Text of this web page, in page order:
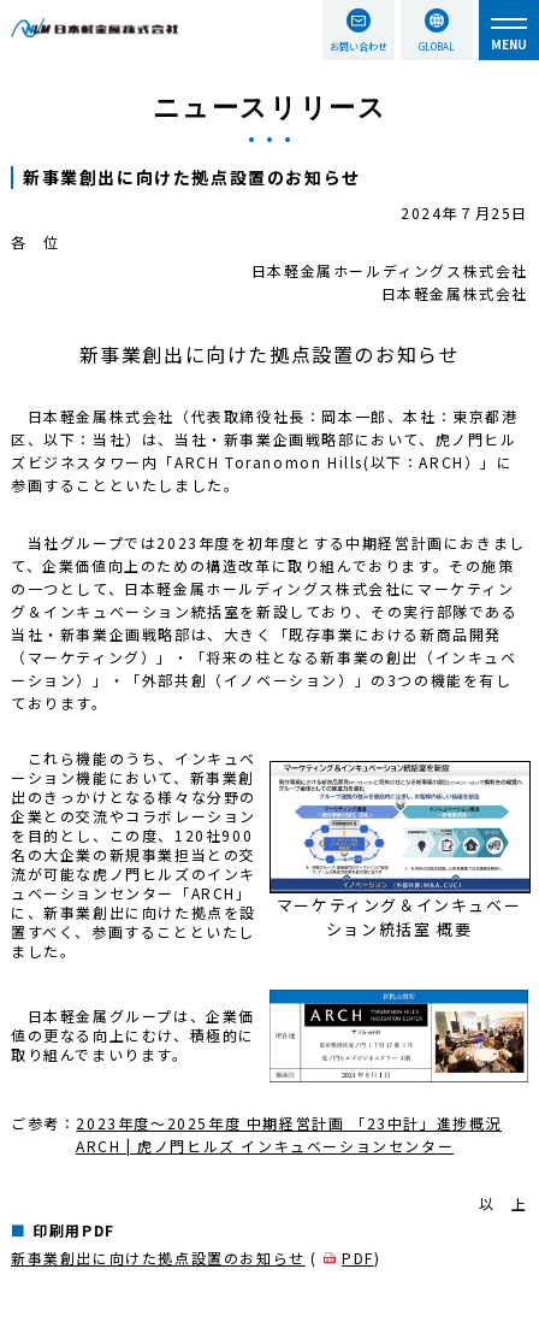
お問い合わせ GLOBAL
ニュースリリース
新事業創出に向けた拠点設置のお知らせ
2024年７月25日
各 位
日本軽金属ホールディングス株式会社
日本軽金属株式会社
新事業創出に向けた拠点設置のお知らせ
日本軽金属株式会社（代表取締役社長：岡本一郎、本社：東京都港
区、以下：当社）は、当社・新事業企画戦略部において、虎ノ門ヒル
ズビジネスタワー内「ARCH Toranomon Hills(以下：ARCH）」に
参画することといたしました。
当社グループでは2023年度を初年度とする中期経営計画におきまし
て、企業価値向上のための構造改革に取り組んでおります。その施策
の一つとして、日本軽金属ホールディングス株式会社にマーケティン
グ＆インキュベーション統括室を新設しており、その実行部隊である
当社・新事業企画戦略部は、大きく「既存事業における新商品開発
（マーケティング）」・「将来の柱となる新事業の創出（インキュベ
ーション）」・「外部共創（イノベーション）」の3つの機能を有し
ております。
これら機能のうち、インキュベ
ーション機能において、新事業創
出のきっかけとなる様々な分野の
企業との交流やコラボレーション
を目的とし、この度、120社900
名の大企業の新規事業担当との交
流が可能な虎ノ門ヒルズのインキ
ュベーションセンター「ARCH」
に、新事業創出に向けた拠点を設
置すべく、参画することといたし
ました。
マーケティング＆インキュベー
ション統括室 概要
日本軽金属グループは、企業価
値の更なる向上にむけ、積極的に
取り組んでまいります。
ご参考： 2023年度～2025年度 中期経営計画 「23中計」進捗概況
ARCH | 虎ノ門ヒルズ インキュベーションセンター
以 上
印刷用PDF
新事業創出に向けた拠点設置のお知らせ ( PDF)